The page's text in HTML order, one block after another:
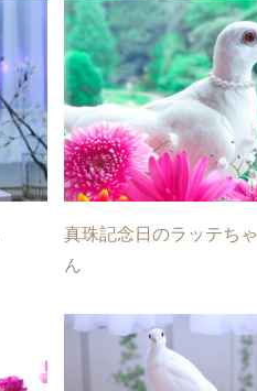
真珠記念日のラッテちゃ
ん